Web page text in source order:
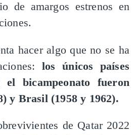
de amargos estrenos en
hacer algo que no se ha
los únicos países
el bicampeonato fueron
y Brasil (1958 y 1962).
de Qatar 2022